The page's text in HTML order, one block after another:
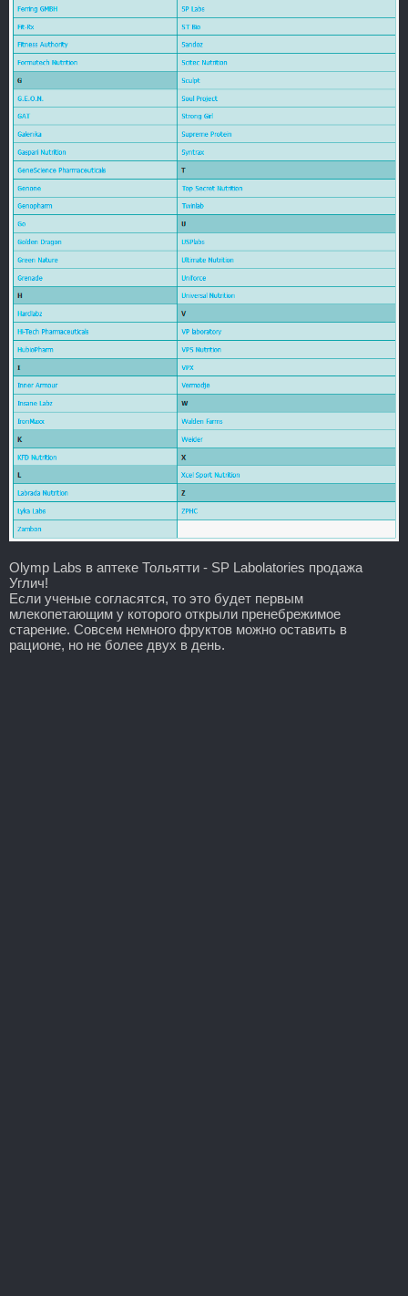
Olymp Labs в аптеке Тольятти - SP Labolatories продажа
Углич!
Если ученые согласятся, то это будет первым
млекопетающим у которого открыли пренебрежимое
старение. Совсем немного фруктов можно оставить в
рационе, но не более двух в день.